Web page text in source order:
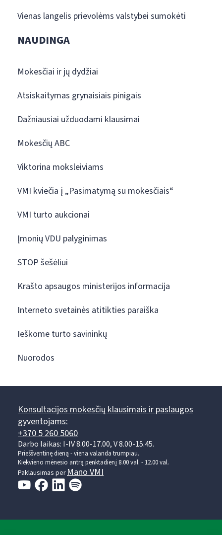
Vienas langelis prievolėms valstybei sumokėti
NAUDINGA
Mokesčiai ir jų dydžiai
Atsiskaitymas grynaisiais pinigais
Dažniausiai užduodami klausimai
Mokesčių ABC
Viktorina moksleiviams
VMI kviečia į „Pasimatymą su mokesčiais“
VMI turto aukcionai
Įmonių VDU palyginimas
STOP šešėliui
Krašto apsaugos ministerijos informacija
Interneto svetainės atitikties paraiška
Ieškome turto savininkų
Nuorodos
Konsultacijos mokesčių klausimais ir paslaugos
gyventojams:
+370 5 260 5060
Darbo laikas: I-IV 8.00-17.00, V 8.00-15.45.
Prieššventinę dieną - viena valanda trumpiau.
Kiekvieno mėnesio antrą penktadienį 8.00 val. - 12.00 val.
Paklausimas per Mano VMI